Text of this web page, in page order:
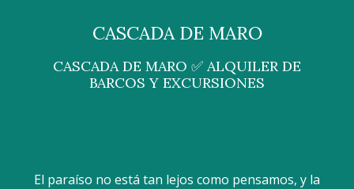
CASCADA DE MARO
CASCADA DE MARO ✅ ALQUILER DE
BARCOS Y EXCURSIONES
El paraíso no está tan lejos como pensamos, y la